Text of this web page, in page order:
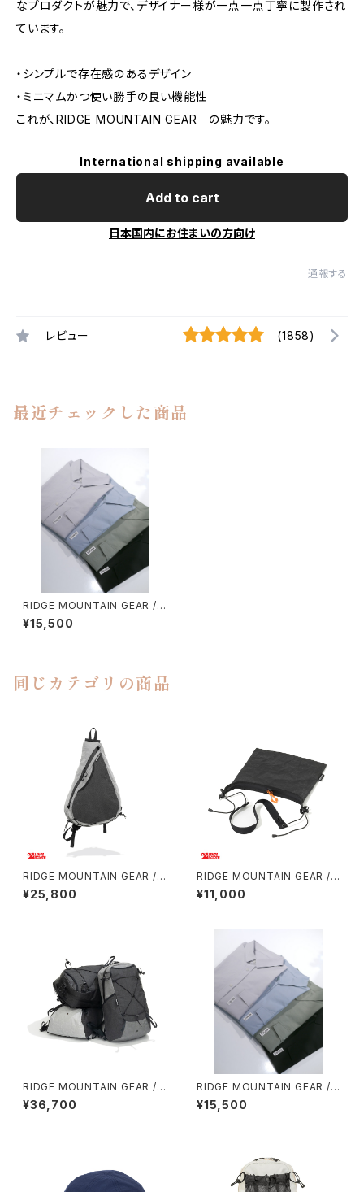
なプロダクトが魅力で、デザイナー様が一点一点丁寧に製作され
ています。
・シンプルで存在感のあるデザイン
・ミニマムかつ使い勝手の良い機能性
これが、RIDGE MOUNTAIN GEAR の魅力です。
International shipping available
Add to cart
日本国内にお住まいの方向け
通報する
レビュー (1858)
最近チェックした商品
RIDGE MOUNTAIN GEAR / B
ASIC SHORT SLEEVE SHIR
T（MEN）
¥15,500
同じカテゴリの商品
RIDGE MOUNTAIN GEAR / S
ASH PACK
¥25,800
RIDGE MOUNTAIN GEAR / S
ACOCHE
¥11,000
RIDGE MOUNTAIN GEAR /
ONE MILE TRIM
¥36,700
RIDGE MOUNTAIN GEAR / B
ASIC SHORT SLEEVE SHIR
T（WOMEN）
¥15,500